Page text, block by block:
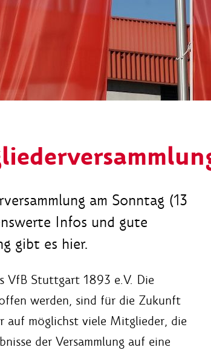
am Sonntag (13
Infos und gute
gibt es hier.
VfB Stuttgart 1893 e.V. Die
werden, sind für die Zukunft
auf möglichst viele Mitglieder, die
der Versammlung auf eine